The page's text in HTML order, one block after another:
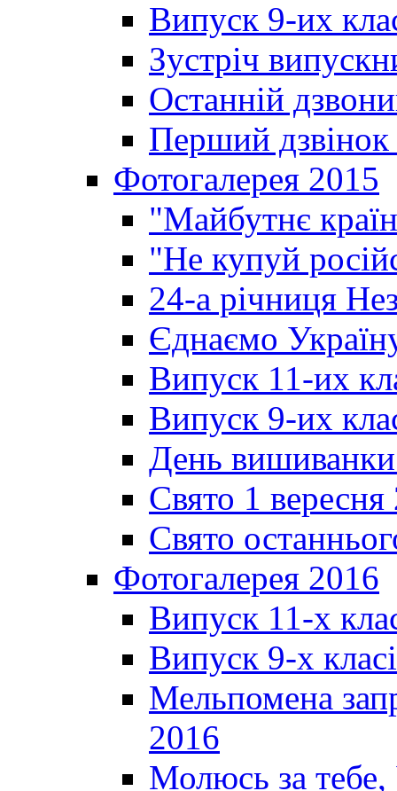
Випуск 9-их
Зустріч
Останній
Перший
Фотогалерея 2015
"Майбутнє
"Не купуй
24-а річниця
Єднаємо
Випуск 11-их
Випуск 9-их
День
Свято 1 вересня
Свято
Фотогалерея 2016
Випуск 11-х
Випуск 9-х
Мельпомена
2016
Молюсь за тебе,